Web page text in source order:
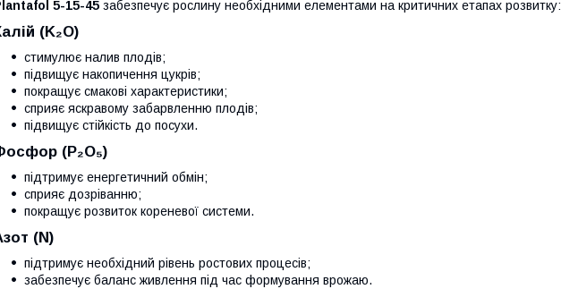
5-15-45 забезпечує рослину необхідними елементами на критичних етапах розвитку:
(K₂O)
стимулює налив плодів;
підвищує накопичення цукрів;
покращує смакові характеристики;
сприяє яскравому забарвленню плодів;
підвищує стійкість до посухи.
(P₂O₅)
підтримує енергетичний обмін;
сприяє дозріванню;
покращує розвиток кореневої системи.
(N)
підтримує необхідний рівень ростових процесів;
забезпечує баланс живлення під час формування врожаю.